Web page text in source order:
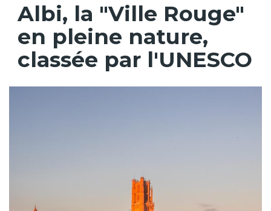
Albi, la "Ville Rouge"
en pleine nature,
classée par l'UNESCO